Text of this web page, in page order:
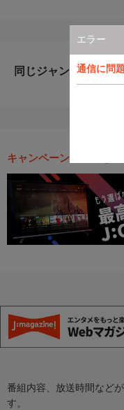
エラー
通信に問
同じジャンルのおす
キャンペーン・お得な情
番組内容、放送時間など
す。